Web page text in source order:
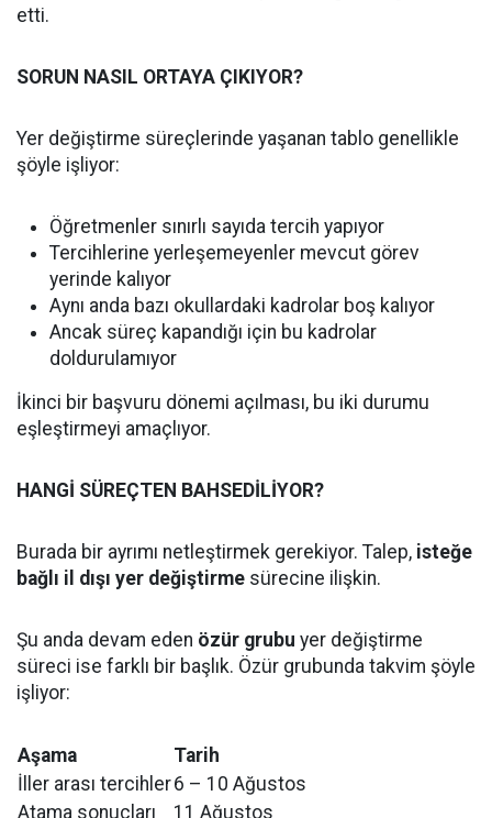
etti.
SORUN NASIL ORTAYA ÇIKIYOR?
Yer değiştirme süreçlerinde yaşanan tablo genellikle
şöyle işliyor:
Öğretmenler sınırlı sayıda tercih yapıyor
Tercihlerine yerleşemeyenler mevcut görev
yerinde kalıyor
Aynı anda bazı okullardaki kadrolar boş kalıyor
Ancak süreç kapandığı için bu kadrolar
doldurulamıyor
İkinci bir başvuru dönemi açılması, bu iki durumu
eşleştirmeyi amaçlıyor.
HANGİ SÜREÇTEN BAHSEDİLİYOR?
Burada bir ayrımı netleştirmek gerekiyor. Talep, isteğe
bağlı il dışı yer değiştirme sürecine ilişkin.
Şu anda devam eden özür grubu yer değiştirme
süreci ise farklı bir başlık. Özür grubunda takvim şöyle
işliyor:
Aşama
Tarih
İller arası tercihler6 – 10 Ağustos
Atama sonuçları
11 Ağustos